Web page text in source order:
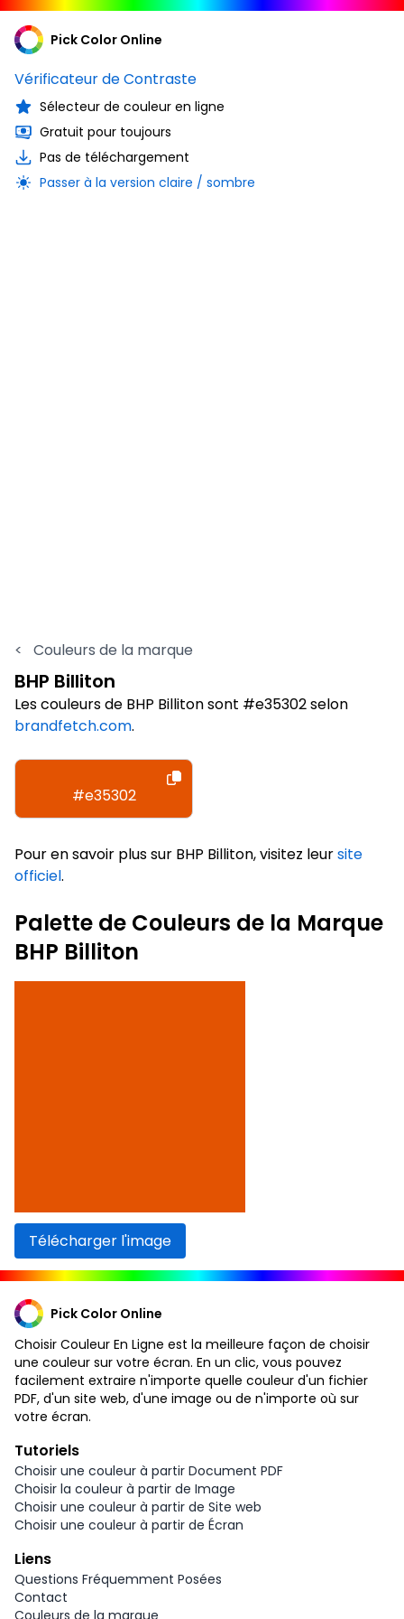
Pick Color Online
Vérificateur de Contraste
Sélecteur de couleur en ligne
Gratuit pour toujours
Pas de téléchargement
Passer à la version claire / sombre
< Couleurs de la marque
BHP Billiton
Les couleurs de BHP Billiton sont #e35302 selon
brandfetch.com.
#e35302
Pour en savoir plus sur BHP Billiton, visitez leursite
officiel.
Palette de Couleurs de la Marque
BHP Billiton
Télécharger l'image
Pick Color Online
Choisir Couleur En Ligne est la meilleure façon de choisir
une couleur sur votre écran. En un clic, vous pouvez
facilement extraire n'importe quelle couleur d'un fichier
PDF, d'un site web, d'une image ou de n'importe où sur
votre écran.
Tutoriels
Choisir une couleur à partir Document PDF
Choisir la couleur à partir de Image
Choisir une couleur à partir de Site web
Choisir une couleur à partir de Écran
Liens
Questions Fréquemment Posées
Contact
Couleurs de la marque